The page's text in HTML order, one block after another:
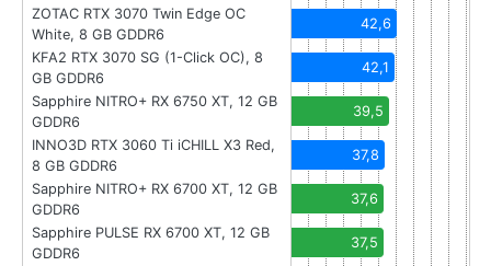
ZOTAC RTX 3070 Twin Edge OC
White, 8 GB GDDR6
42,6
KFA2 RTX 3070 SG (1-Click OC), 8
GB GDDR6
42,1
Sapphire NITRO+ RX 6750 XT, 12 GB
GDDR6
39,5
INNO3D RTX 3060 Ti iCHILL X3 Red,
8 GB GDDR6
37,8
Sapphire NITRO+ RX 6700 XT, 12 GB
GDDR6
37,6
Sapphire PULSE RX 6700 XT, 12 GB
GDDR6
37,5